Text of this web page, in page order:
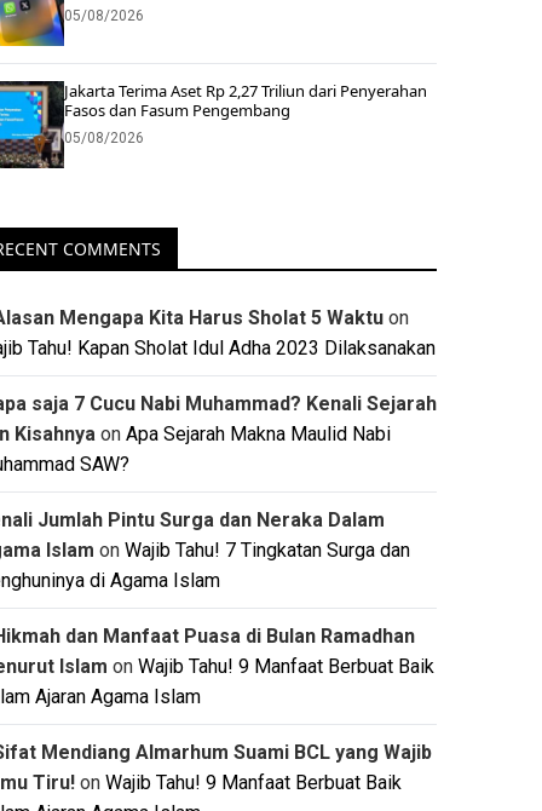
05/08/2026
Jakarta Terima Aset Rp 2,27 Triliun dari Penyerahan
Fasos dan Fasum Pengembang
05/08/2026
COMMENTS
Mengapa Kita Harus Sholat 5 Waktu on
Tahu! Kapan Sholat Idul Adha 2023 Dilaksanakan
saja 7 Cucu Nabi Muhammad? Kenali Sejarah
Kisahnya on Apa Sejarah Makna Maulid Nabi
SAW?
Jumlah Pintu Surga dan Neraka Dalam
Islam on Wajib Tahu! 7 Tingkatan Surga dan
di Agama Islam
dan Manfaat Puasa di Bulan Ramadhan
Islam on Wajib Tahu! 9 Manfaat Berbuat Baik
Ajaran Agama Islam
Mendiang Almarhum Suami BCL yang Wajib
Tiru! on Wajib Tahu! 9 Manfaat Berbuat Baik